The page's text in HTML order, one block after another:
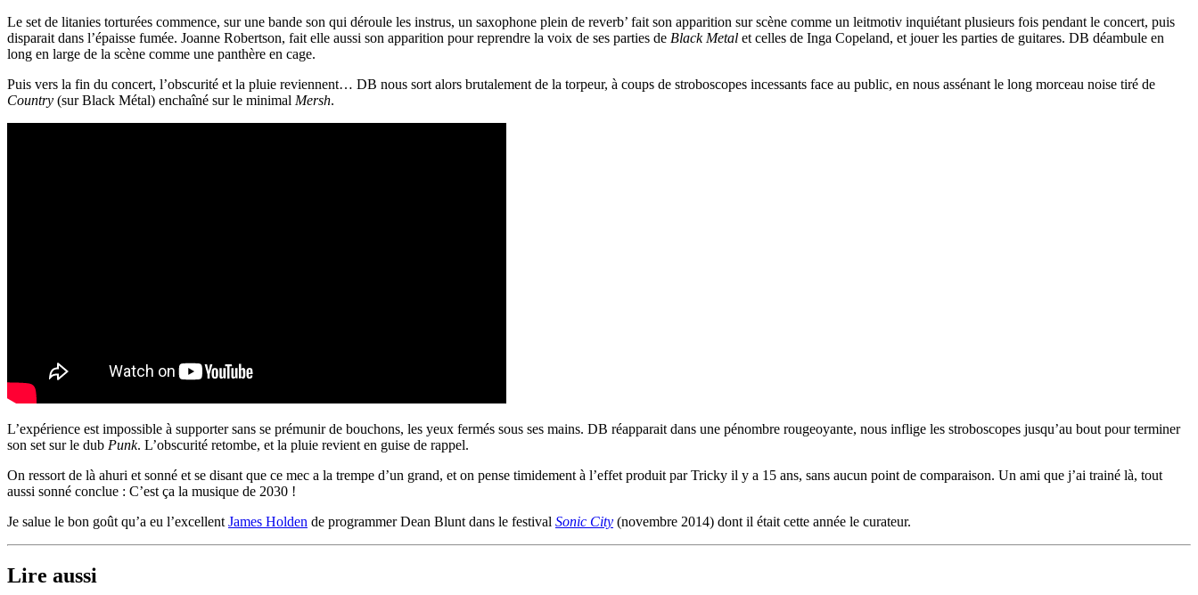
Le set de litanies torturées commence, sur une bande son qui déroule les instrus, un saxophone plein de reverb’ fait son apparition sur scène comme un leitmotiv inquiétant plusieurs fois pendant le concert, puis
disparait dans l’épaisse fumée. Joanne Robertson, fait elle aussi son apparition pour reprendre la voix de ses parties de Black Metal et celles de Inga Copeland, et jouer les parties de guitares. DB déambule en
long en large de la scène comme une panthère en cage.
Puis vers la fin du concert, l’obscurité et la pluie reviennent… DB nous sort alors brutalement de la torpeur, à coups de stroboscopes incessants face au public, en nous assénant le long morceau noise tiré de
Country (sur Black Métal) enchaîné sur le minimal Mersh.
L’expérience est impossible à supporter sans se prémunir de bouchons, les yeux fermés sous ses mains. DB réapparait dans une pénombre rougeoyante, nous inflige les stroboscopes jusqu’au bout pour terminer
son set sur le dub Punk. L’obscurité retombe, et la pluie revient en guise de rappel.
On ressort de là ahuri et sonné et se disant que ce mec a la trempe d’un grand, et on pense timidement à l’effet produit par Tricky il y a 15 ans, sans aucun point de comparaison. Un ami que j’ai trainé là, tout
aussi sonné conclue : C’est ça la musique de 2030 !
Je salue le bon goût qu’a eu l’excellent James Holden de programmer Dean Blunt dans le festival Sonic City (novembre 2014) dont il était cette année le curateur.
Lire aussi